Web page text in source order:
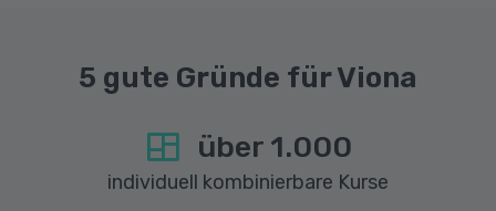
5 gute Gründe für Viona
über 1.000
individuell kombinierbare Kurse